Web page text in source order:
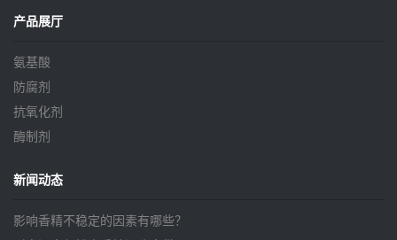
产品展厅
氨基酸
防腐剂
抗氧化剂
酶制剂
新闻动态
影响香精不稳定的因素有哪些？